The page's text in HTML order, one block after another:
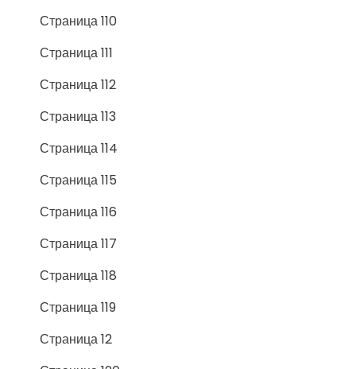
Страница 110
Страница 111
Страница 112
Страница 113
Страница 114
Страница 115
Страница 116
Страница 117
Страница 118
Страница 119
Страница 12